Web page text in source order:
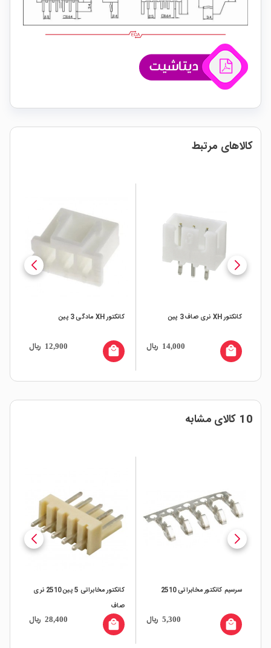
کالاهای مرتبط
کانکتور XH نری صاف 3 پین
14,000 ریال local_mall
کانکتور XH مادگی 3 پین
12,900 ریال local_mall
10 کالای مشابه
سرسیم کانکتور مخابراتی 2510
5,300 ریال local_mall
کانکتور مخابراتی 5 پین 2510 نری
صاف
28,400 ریال local_mall